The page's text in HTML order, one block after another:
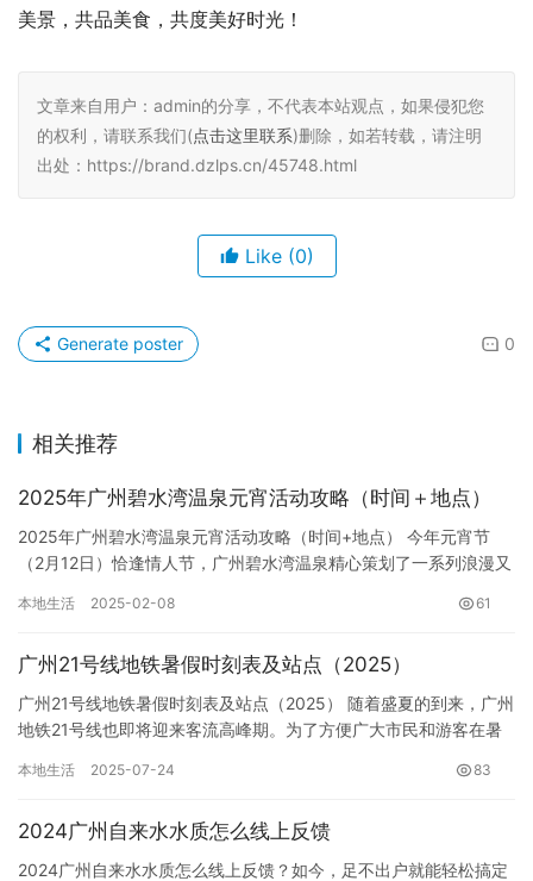
美景，共品美食，共度美好时光！
文章来自用户：admin的分享，不代表本站观点，如果侵犯您
的权利，请联系我们(点击这里联系)删除，如若转载，请注明
出处：https://brand.dzlps.cn/45748.html
Like (0)
0
Generate poster
相关推荐
2025年广州碧水湾温泉元宵活动攻略（时间＋地点）
2025年广州碧水湾温泉元宵活动攻略（时间+地点） 今年元宵节
（2月12日）恰逢情人节，广州碧水湾温泉精心策划了一系列浪漫又
本地生活 2025-02-08 61
广州21号线地铁暑假时刻表及站点（2025）
广州21号线地铁暑假时刻表及站点（2025） 随着盛夏的到来，广州
地铁21号线也即将迎来客流高峰期。为了方便广大市民和游客在暑
本地生活 2025-07-24 83
2024广州自来水水质怎么线上反馈
2024广州自来水水质怎么线上反馈？如今，足不出户就能轻松搞定